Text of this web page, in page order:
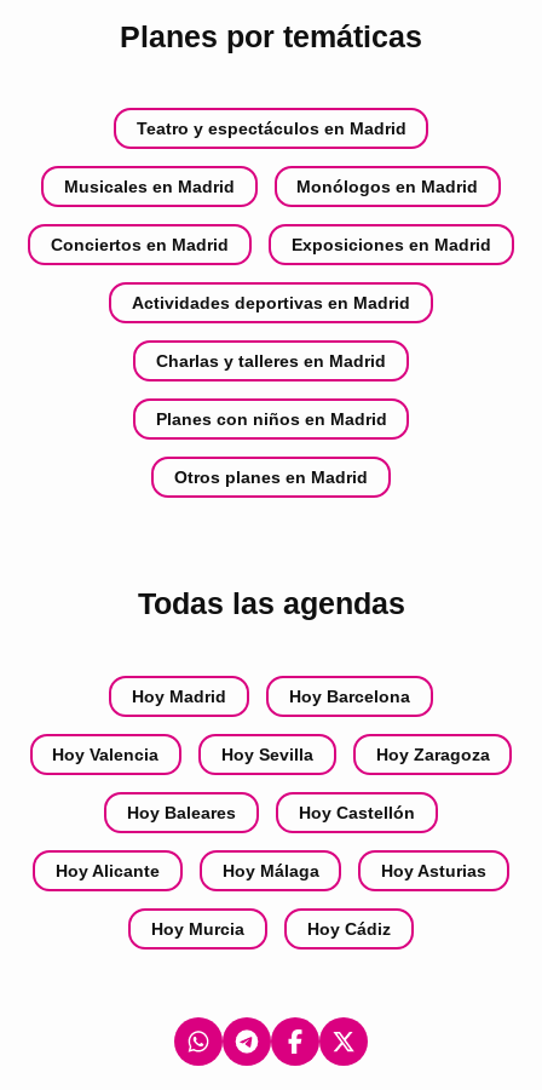
Planes por temáticas
Teatro y espectáculos en Madrid
Musicales en Madrid Monólogos en Madrid
Conciertos en Madrid Exposiciones en Madrid
Actividades deportivas en Madrid
Charlas y talleres en Madrid
Planes con niños en Madrid
Otros planes en Madrid
Todas las agendas
Hoy Madrid Hoy Barcelona
Hoy Valencia Hoy Sevilla Hoy Zaragoza
Hoy Baleares Hoy Castellón
Hoy Alicante Hoy Málaga Hoy Asturias
Hoy Murcia Hoy Cádiz